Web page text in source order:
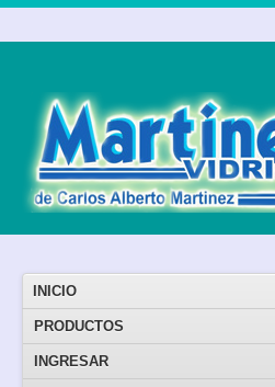
INICIO
PRODUCTOS
INGRESAR